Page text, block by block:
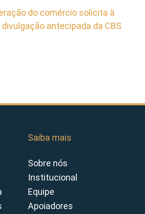
do comércio solicita à
antecipada da CBS
Saiba mais
Sobre nós
Institucional
Equipe
Apoiadores